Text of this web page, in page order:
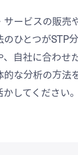
サービスの販売
のひとつがSTP
、自社に合わせ
的な分析の方法
してください。